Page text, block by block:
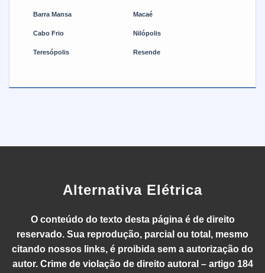
Barra Mansa Macaé
Cabo Frio Nilópolis
Teresópolis Resende
Alternativa Elétrica
O conteúdo do texto desta página é de direito
reservado. Sua reprodução, parcial ou total, mesmo
citando nossos links, é proibida sem a autorização do
autor. Crime de violação de direito autoral – artigo 184